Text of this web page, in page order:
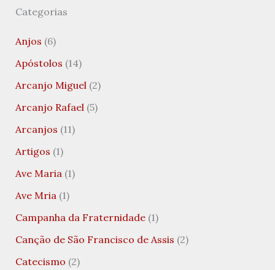
Categorias
Anjos (6)
Apóstolos (14)
Arcanjo Miguel(2)
Arcanjo Rafael(5)
Arcanjos (11)
Artigos (1)
Ave Maria(1)
Ave Mria(1)
Campanha da Fraternidade(1)
Canção de São Francisco de Assis (2)
Catecismo (2)